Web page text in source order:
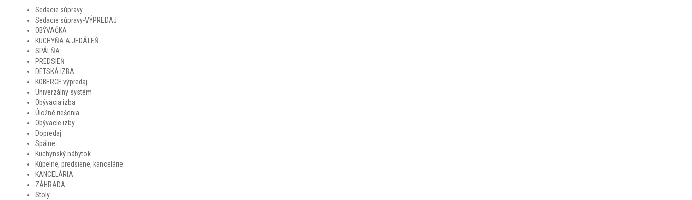
Sedacie súpravy
Sedacie súpravy-VÝPREDAJ
OBÝVAČKA
KUCHYŇA A JEDÁLEŇ
SPÁLŇA
PREDSIEŇ
DETSKÁ IZBA
KOBERCE výpredaj
Univerzálny systém
Obývacia izba
Úložné riešenia
Obývacie izby
Dopredaj
Spálne
Kuchynský nábytok
Kúpelne, predsiene, kancelárie
KANCELÁRIA
ZÁHRADA
Stoly